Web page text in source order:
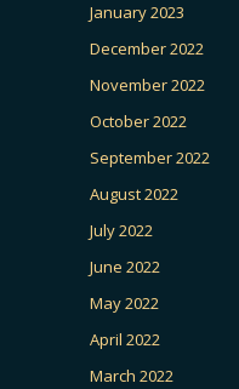
January 2023
December 2022
November 2022
October 2022
September 2022
August 2022
July 2022
June 2022
May 2022
April 2022
March 2022